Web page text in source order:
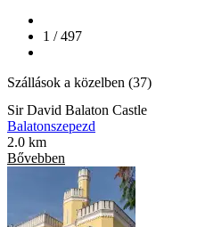
1 / 497
Szállások a közelben (37)
Sir David Balaton Castle
Balatonszepezd
2.0 km
Bővebben